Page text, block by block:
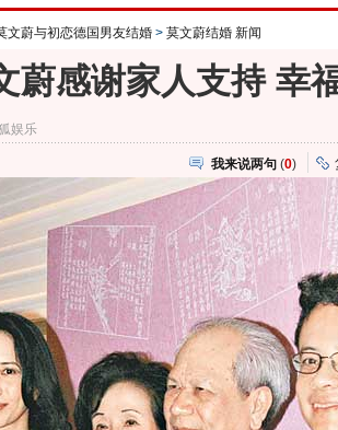
文蔚与初恋德国男友结婚 > 莫文蔚结婚 新闻
蔚感谢家人支持 幸
娱乐
我来说两句 (0)